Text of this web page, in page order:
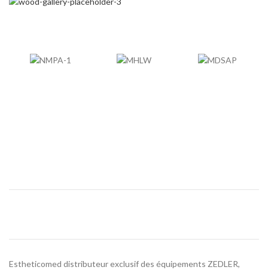
Estheticomed distributeur exclusif des équipements ZEDLER,